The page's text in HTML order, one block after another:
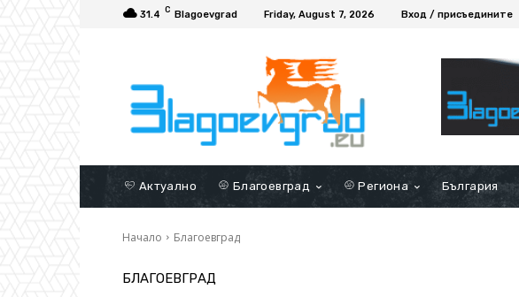
31.4 C Blagoevgrad Friday, August 7, 2026 Вход / присъедините
Актуално Благоевград Региона България
Начало Благоевград
БЛАГОЕВГРАД